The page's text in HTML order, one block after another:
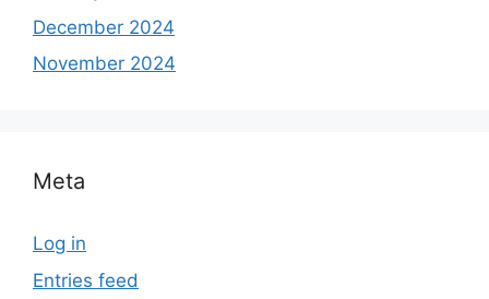
December 2024
November 2024
Meta
Log in
Entries feed